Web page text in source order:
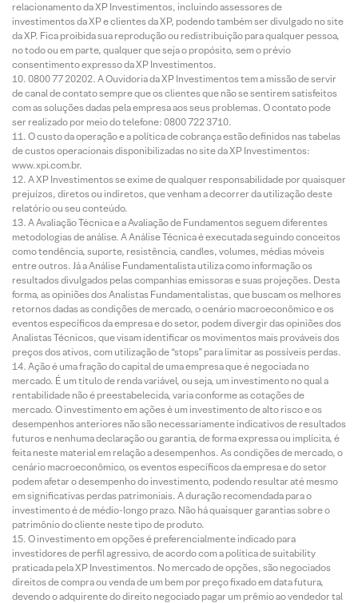
relacionamento da XP Investimentos, incluindo assessores de
investimentos da XP e clientes da XP, podendo também ser divulgado no site
da XP. Fica proibida sua reprodução ou redistribuição para qualquer pessoa,
no todo ou em parte, qualquer que seja o propósito, sem o prévio
consentimento expresso da XP Investimentos.
0800 77 20202. A Ouvidoria da XP Investimentos tem a missão de servir
de canal de contato sempre que os clientes que não se sentirem satisfeitos
com as soluções dadas pela empresa aos seus problemas. O contato pode
ser realizado por meio do telefone: 0800 722 3710.
O custo da operação e a política de cobrança estão definidos nas tabelas
de custos operacionais disponibilizadas no site da XP Investimentos:
www.xpi.com.br.
A XP Investimentos se exime de qualquer responsabilidade por quaisquer
prejuízos, diretos ou indiretos, que venham a decorrer da utilização deste
relatório ou seu conteúdo.
A Avaliação Técnica e a Avaliação de Fundamentos seguem diferentes
metodologias de análise. A Análise Técnica é executada seguindo conceitos
como tendência, suporte, resistência, candles, volumes, médias móveis
entre outros. Já a Análise Fundamentalista utiliza como informação os
resultados divulgados pelas companhias emissoras e suas projeções. Desta
forma, as opiniões dos Analistas Fundamentalistas, que buscam os melhores
retornos dadas as condições de mercado, o cenário macroeconômico e os
eventos específicos da empresa e do setor, podem divergir das opiniões dos
Analistas Técnicos, que visam identificar os movimentos mais prováveis dos
preços dos ativos, com utilização de “stops” para limitar as possíveis perdas.
Ação é uma fração do capital de uma empresa que é negociada no
mercado. É um título de renda variável, ou seja, um investimento no qual a
rentabilidade não é preestabelecida, varia conforme as cotações de
mercado. O investimento em ações é um investimento de alto risco e os
desempenhos anteriores não são necessariamente indicativos de resultados
futuros e nenhuma declaração ou garantia, de forma expressa ou implícita, é
feita neste material em relação a desempenhos. As condições de mercado, o
cenário macroeconômico, os eventos específicos da empresa e do setor
podem afetar o desempenho do investimento, podendo resultar até mesmo
em significativas perdas patrimoniais. A duração recomendada para o
investimento é de médio-longo prazo. Não há quaisquer garantias sobre o
patrimônio do cliente neste tipo de produto.
O investimento em opções é preferencialmente indicado para
investidores de perfil agressivo, de acordo com a política de suitability
praticada pela XP Investimentos. No mercado de opções, são negociados
direitos de compra ou venda de um bem por preço fixado em data futura,
devendo o adquirente do direito negociado pagar um prêmio ao vendedor tal